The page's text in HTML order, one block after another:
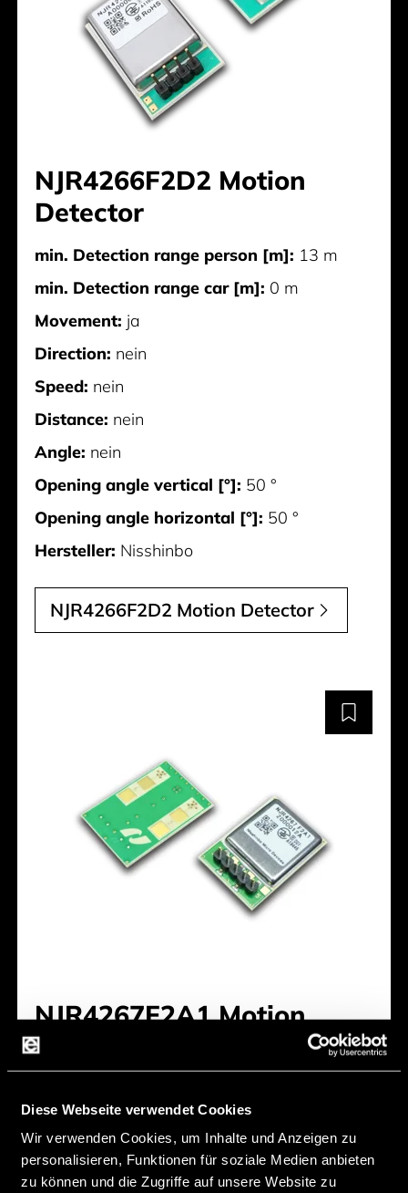
Diese Webseite verwendet Cookies
Wir verwenden Cookies, um Inhalte und Anzeigen zu
personalisieren, Funktionen für soziale Medien anbieten
zu können und die Zugriffe auf unsere Website zu
NJR4266F2D2 Motion
Detector
min. Detection range person [m]: 13 m
min. Detection range car [m]: 0 m
Movement: ja
Direction: nein
Speed: nein
Distance: nein
Angle: nein
Opening angle vertical [°]: 50 °
Opening angle horizontal [°]: 50 °
Hersteller: Nisshinbo
NJR4266F2D2 Motion Detector
NJR4267F2A1 Motion
Detector
Movement: ja
Direction:ja